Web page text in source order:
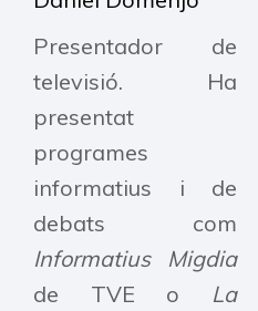
Presentador de
televisió. Ha
presentat
programes
informatius i de
debats com
Informatius Migdia
de TVE o La